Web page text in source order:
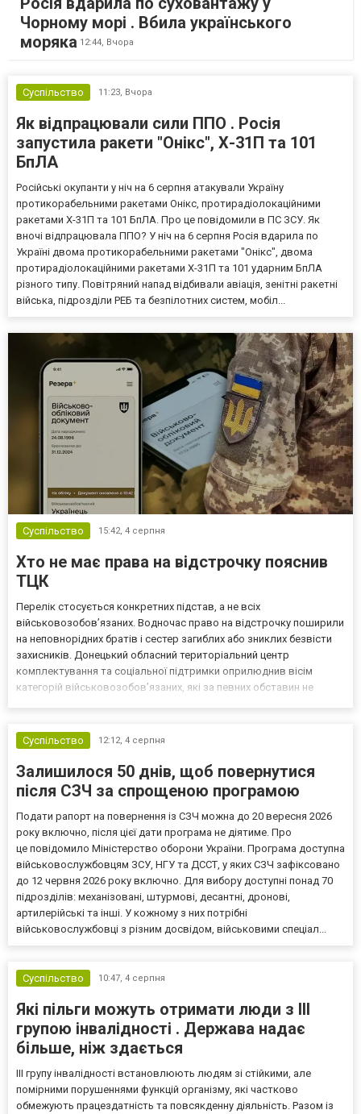
Чорному морі . Вбила українського
моряка 12:44, Вчора
Суспільство 11:23, Вчора
Як відпрацювали сили ППО . Росія
запустила ракети "Онікс", Х-31П та 101
БпЛА
Російські окупанти у ніч на 6 серпня атакували Україну
протикорабельними ракетами Онікс, протирадіолокаційними
ракетами Х-31П та 101 БпЛА. Про це повідомили в ПС ЗСУ. Як
вночі відпрацювала ППО? У ніч на 6 серпня Росія вдарила по
Україні двома протикорабельними ракетами "Онікс", двома
протирадіолокаційними ракетами Х-31П та 101 ударним БпЛА
різного типу. Повітряний напад відбивали авіація, зенітні ракетні
війська, підрозділи РЕБ та безпілотних систем, мобіл...
Суспільство 15:42, 4 серпня
Хто не має права на відстрочку пояснив
ТЦК
Перелік стосується конкретних підстав, а не всіх
військовозобов’язаних. Водночас право на відстрочку поширили
на неповнорідних братів і сестер загиблих або зниклих безвісти
захисників. Донецький обласний територіальний центр
комплектування та соціальної підтримки оприлюднив вісім
категорій військовозобов’язаних, які за певних обставин не
Суспільство
12:12, 4 серпня
Залишилося 50 днів, щоб повернутися
після СЗЧ за спрощеною програмою
Подати рапорт на повернення із СЗЧ можна до 20 вересня 2026
року включно, після цієї дати програма не діятиме. Про
це повідомило Міністерство оборони України. Програма доступна
військовослужбовцям ЗСУ, НГУ та ДССТ, у яких СЗЧ зафіксовано
до 12 червня 2026 року включно. Для вибору доступні понад 70
підрозділів: механізовані, штурмові, десантні, дронові,
артилерійські та інші. У кожному з них потрібні
військовослужбовці з різним досвідом, військовими спеціал...
Суспільство 10:47, 4 серпня
Які пільги можуть отримати люди з III
групою інвалідності . Держава надає
більше, ніж здається
III групу інвалідності встановлюють людям зі стійкими, але
помірними порушеннями функцій організму, які частково
обмежують працездатність та повсякденну діяльність. Разом із